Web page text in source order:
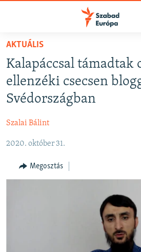
Akadálymentes
Ugrás
fő
oldalra
Ugrás
tartalomjegyzékre
NAPIRENDEN
AKTUÁLIS
PODCASTOK
ELEMZŐ
NER15
SZABADON
AKTUÁLIS
Kalapáccsal támadtak
ellenzéki csecsen
Svédországban
Szalai Bálint
2020. október 31.
Megosztás
FELIRATKOZÁS